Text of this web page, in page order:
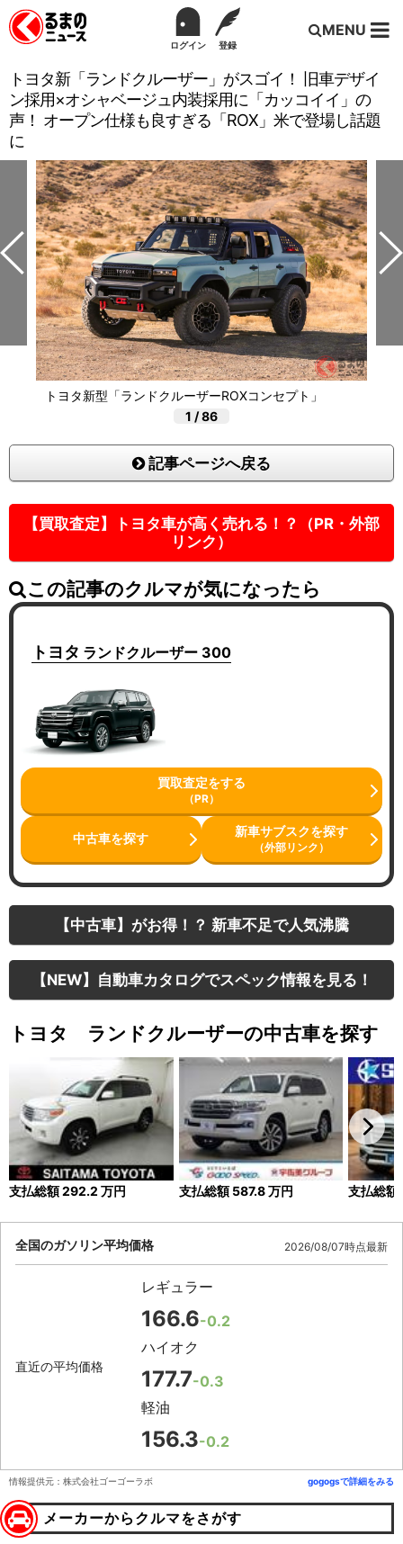
ログイン 登録
MENU
トヨタ新「ランドクルーザー」がスゴイ！ 旧車デザイ
ン採用×オシャベージュ内装採用に「カッコイイ」の
声！ オープン仕様も良すぎる「ROX」米で登場し話題
に
トヨタ新型「ランドクルーザーROXコンセプト」
1 /86
記事ページへ戻る
【買取査定】トヨタ車が高く売れる！？（PR・外部
リンク）
この記事のクルマが気になったら
トヨタ ランドクルーザー 300
買取査定をする
（PR）
中古車を探す 新車サブスクを探す
（外部リンク）
【中古車】がお得！？ 新車不足で人気沸騰
【NEW】自動車カタログでスペック情報を見る！
トヨタ ランドクルーザーの中古車を探す
支払総額292.2 万円 支払総額 587.8万円 支払総額
全国のガソリン平均価格 2026/08/07時点最新
直近の平均価格
レギュラー
166.6-0.2
ハイオク
177.7-0.3
軽油
156.3-0.2
情報提供元：株式会社ゴーゴーラボ gogogsで詳細をみる
メーカーからクルマをさがす